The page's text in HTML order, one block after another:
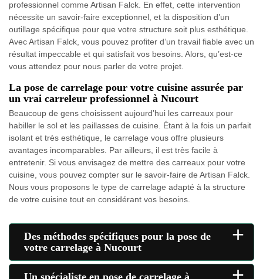
professionnel comme Artisan Falck. En effet, cette intervention
nécessite un savoir-faire exceptionnel, et la disposition d’un
outillage spécifique pour que votre structure soit plus esthétique.
Avec Artisan Falck, vous pouvez profiter d’un travail fiable avec un
résultat impeccable et qui satisfait vos besoins. Alors, qu’est-ce
vous attendez pour nous parler de votre projet.
La pose de carrelage pour votre cuisine assurée par
un vrai carreleur professionnel à Nucourt
Beaucoup de gens choisissent aujourd’hui les carreaux pour
habiller le sol et les paillasses de cuisine. Étant à la fois un parfait
isolant et très esthétique, le carrelage vous offre plusieurs
avantages incomparables. Par ailleurs, il est très facile à
entretenir. Si vous envisagez de mettre des carreaux pour votre
cuisine, vous pouvez compter sur le savoir-faire de Artisan Falck.
Nous vous proposons le type de carrelage adapté à la structure
de votre cuisine tout en considérant vos besoins.
Des méthodes spécifiques pour la pose de
votre carrelage à Nucourt
+
Un spécialiste en pose de carrelage à